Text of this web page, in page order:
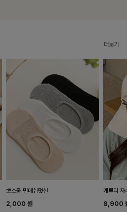
더보기
뽀소옹 면메쉬덧신
2,000 원
케루디 자
8,900